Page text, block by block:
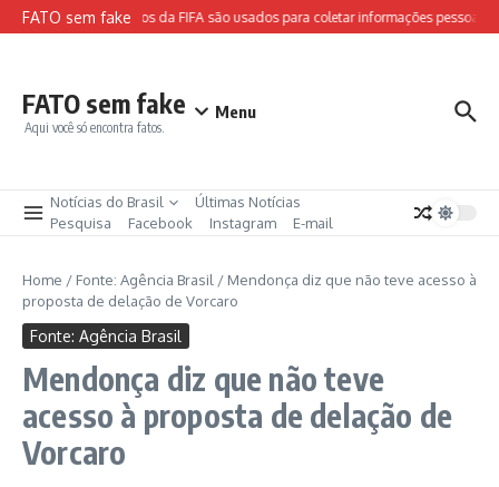
Ir para o conteúdo
FATO sem fakeSites falsos da FIFA são usados para coletar informações pessoais
FATO sem fake
Aqui você só encontra fatos.
Menu
Notícias do Brasil
Últimas Notícias
Pesquisa
Facebook Instagram E-mail
Home / Fonte: Agência Brasil / Mendonça diz que não teve acesso à
proposta de delação de Vorcaro
Fonte: Agência Brasil
Mendonça diz que não teve
acesso à proposta de delação de
Vorcaro